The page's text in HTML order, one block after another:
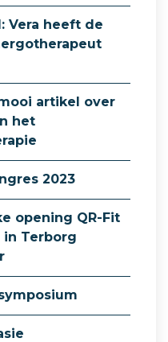
Vera heeft de
artikel over
het
2023
opening QR-Fit
Terborg